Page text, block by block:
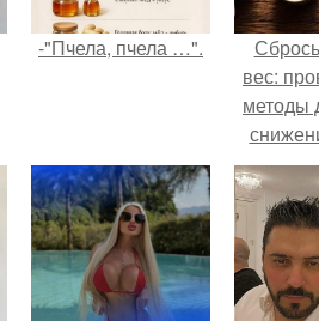
-"Пчела, пчела …".
вес:
методы